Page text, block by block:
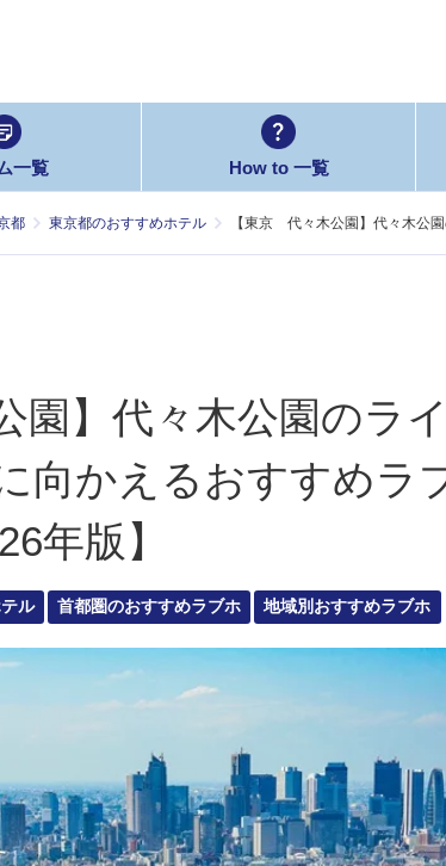
一覧 How to 一覧
都 東京都のおすすめホテル 【東京 代々木公園】代々木公
園】代々木公園のラ
向かえるおすすめラ
年版】
ル 首都圏のおすすめラブホ 地域別おすすめラブホ